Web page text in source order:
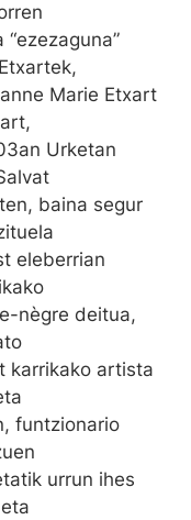
Marie Etxart
Urketan
baina segur
eleberrian
nègre deitua,
karrikako artista
funtzionario
urrun ihes